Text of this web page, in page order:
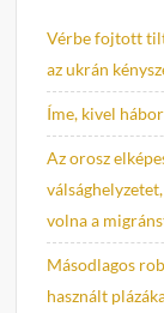
Vérbe fojtott
az ukrán
Íme, kivel
Az orosz
volna a
Másodlagos
használt